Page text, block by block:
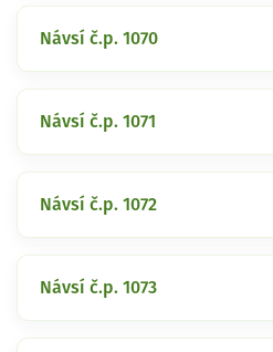
Návsí č.p. 1070
Návsí č.p. 1071
Návsí č.p. 1072
Návsí č.p. 1073